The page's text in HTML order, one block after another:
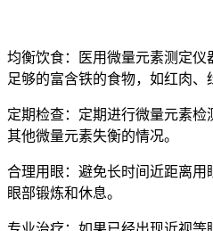
均衡饮食：医用微量元素测定仪
足够的富含铁的食物，如红肉、
定期检查：定期进行微量元素
其他微量元素失衡的情况。
合理用眼：避免长时间近距离
眼部锻炼和休息。